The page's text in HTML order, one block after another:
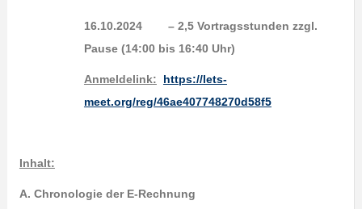
16.10.2024 – 2,5 Vortragsstunden zzgl.
Pause (14:00 bis 16:40 Uhr)
Anmeldelink:
https://lets-
meet.org/reg/46ae407748270d58f5
Inhalt:
A. Chronologie der E-Rechnung